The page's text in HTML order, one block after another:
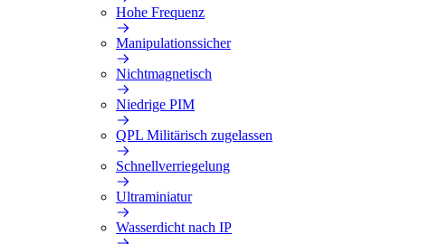
Hohe Frequenz
Manipulationssicher
Nichtmagnetisch
Niedrige PIM
QPL Militärisch zugelassen
Schnellverriegelung
Ultraminiatur
Wasserdicht nach IP